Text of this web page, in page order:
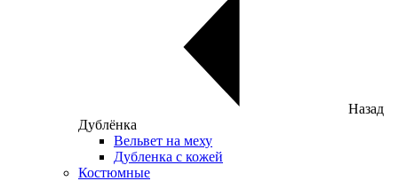
Назад
Дублёнка
Вельвет на меху
Дубленка с кожей
Костюмные